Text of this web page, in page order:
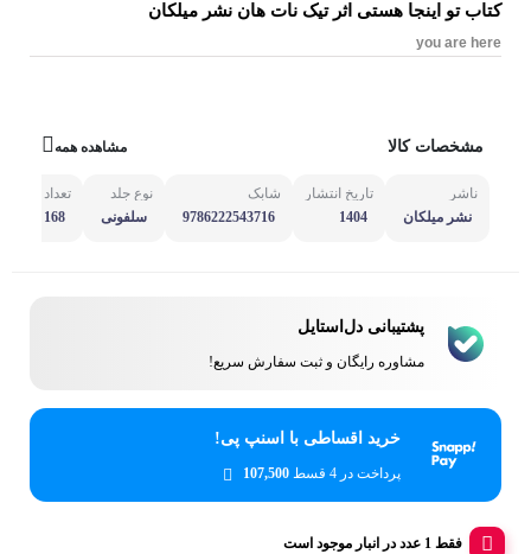
کتاب تو اینجا هستی اثر تیک نات هان نشر میلکان
you are here
مشخصات کالا مشاهده همه
ناشر
نشر میلکان
تاریخ انتشار
1404
شابک
9786222543716
نوع جلد
سلفونی
تعداد صفحه
168
پشتیبانی دل‌استایل
مشاوره رایگان و ثبت سفارش سریع!
خرید اقساطی با اسنپ پی!
پرداخت در 4 قسط 107,500
فقط 1 عدد در انبار موجود است